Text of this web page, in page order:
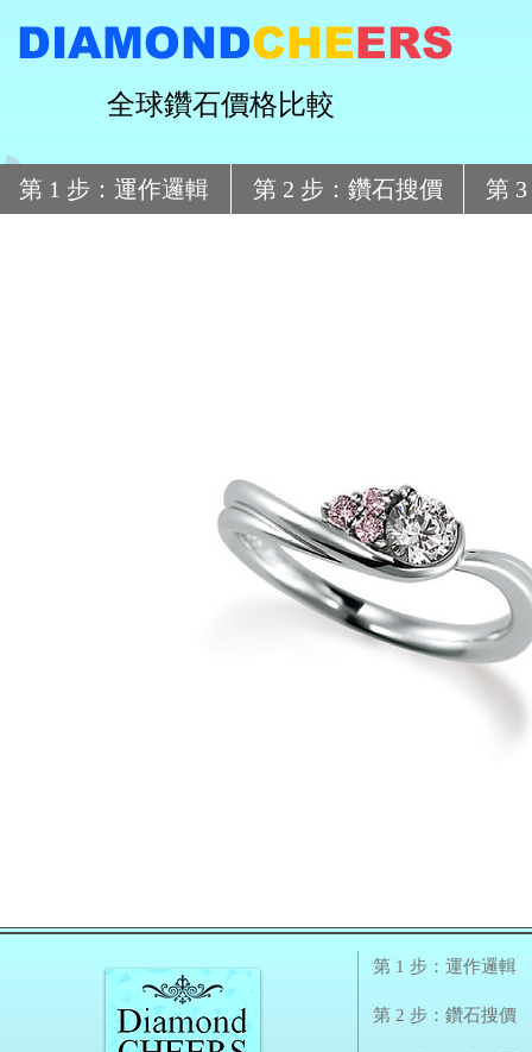
DIAMONDCHEERS
全球鑽石價格比較
第 1 步：運作邏輯 第 2 步：鑽石搜價 第
第 1 步：運作邏輯
第 2 步：鑽石搜價